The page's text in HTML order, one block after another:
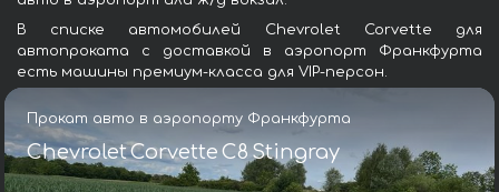
В списке автомобилей Chevrolet Corvette для
автопроката с доставкой в аэропорт Франкфурта
есть машины премиум-класса для VIP-персон.
Прокат авто в аэропорту Франкфурта
Chevrolet Corvette C8 Stingray